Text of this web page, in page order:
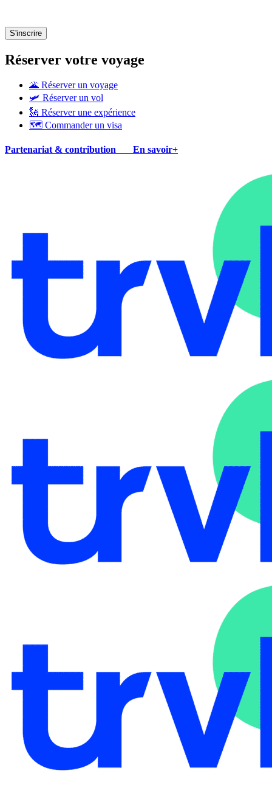
Réserver votre voyage
🌋 Réserver un voyage
🛩 Réserver un vol
🗽 Réserver une expérience
🗺 Commander un visa
Partenariat & contribution En savoir+